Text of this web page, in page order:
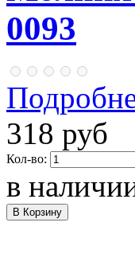
0093
318 руб
Кол-во:
в